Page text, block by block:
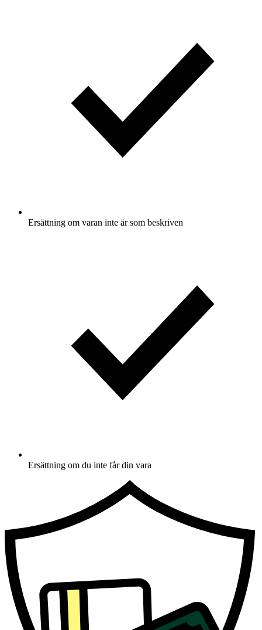
Ersättning om varan inte är som beskriven
Ersättning om du inte får din vara